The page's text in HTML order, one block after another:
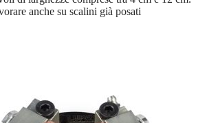
anche su scalini già posati